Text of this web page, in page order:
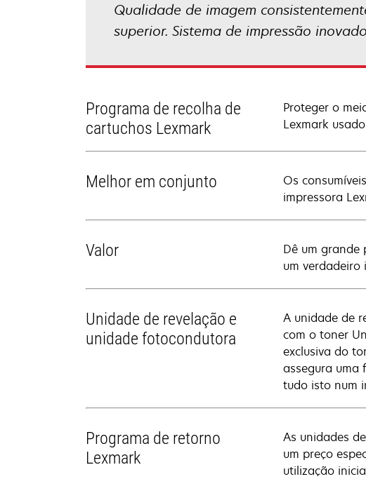
Qualidade de imagem
superior. Sistema de impressão
Programa de recolha de
cartuchos Lexmark
Proteger o
Lexmark
Melhor em conjunto
Os
impressora
Valor
Dê um grande
um
Unidade de revelação e
unidade fotocondutora
A unidade de
com o toner
exclusiva do
assegura uma
tudo isto num
Programa de retorno
Lexmark
As unidades
um preço
utilização